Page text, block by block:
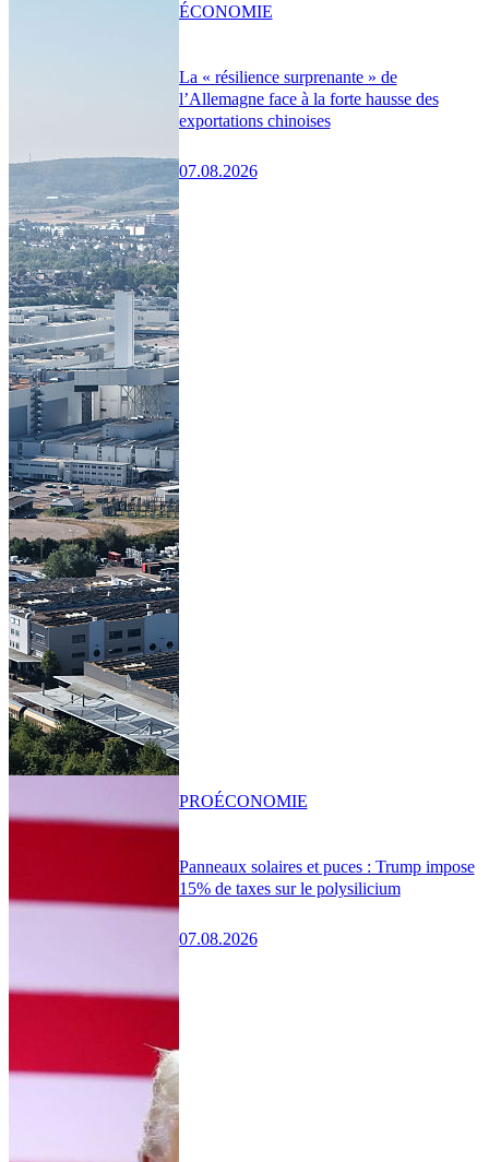
La « résilience surprenante » de
l’Allemagne face à la forte hausse des
exportations chinoises
07.08.2026
ÉCONOMIE
Panneaux solaires et puces : Trump impose
15% de taxes sur le polysilicium
07.08.2026
PROÉCONOMIE